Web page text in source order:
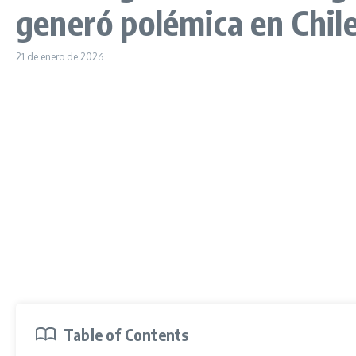
generó polémica en
21 de enero de 2026
Table of Contents